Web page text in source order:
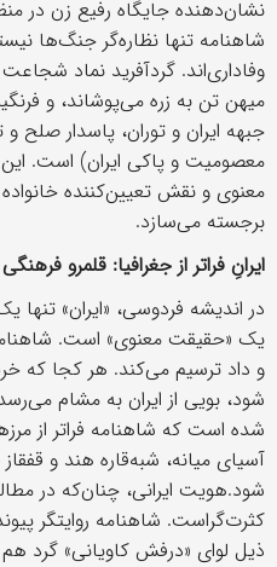
نشان‌دهنده جایگاه رفیع زن در
شاهنامه تنها نظاره‌گر جنگ‌ها
وفاداری‌اند. گردآفرید نماد
میهن تن به زره می‌پوشاند، و
جبهه ایران و توران، پاسدار
معصومیت و پاکی ایران) است.
معنوی و نقش تعیین‌کننده
برجسته می‌سازد.
ایرانِ فراتر از جغرافیا: قلمرو فرهنگی
در اندیشه فردوسی، «ایران»
یک «حقیقت معنوی» است.
و داد ترسیم می‌کند. هر کجا که
شود، بویی از ایران به مشام
شده است که شاهنامه فراتر از
آسیای میانه، شبه‌قاره هند و
شود.هویت ایرانی، چنان‌که در
کثرت‌گراست. شاهنامه روایتگر
ذیل لوای «درفش کاویانی» گرد